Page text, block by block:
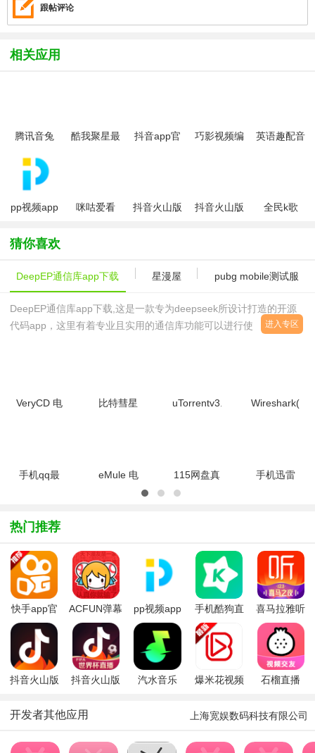
跟帖评论
相关应用
腾讯音兔
酷我聚星最
抖音app官
巧影视频编
英语趣配音
pp视频app
咪咕爱看
抖音火山版
抖音火山版
全民k歌
猜你喜欢
DeepEP通信库app下载 星漫屋 pubg mobile测试服
DeepEP通信库app下载,这是一款专为deepseek所设计打造的开源
代码app，这里有着专业且实用的通信库功能可以进行使用，它混合
分简单
进入专区
VeryCD 电
比特彗星
uTorrentv3.5.5.46552Wireshark(网
手机qq最
官方最新版
eMule 电
115网盘真
实下载地址
手机迅雷
热门推荐
快手app官
方版2026最
新版
ACFUN弹幕
视频网
pp视频app
最新班
手机酷狗直
播app最新
版本
喜马拉雅听
书免费版
抖音火山版
app
抖音火山版
界杯软件
汽水音乐
爆米花视频
石榴直播
开发者其他应用 上海宽娱数码科技有限公司